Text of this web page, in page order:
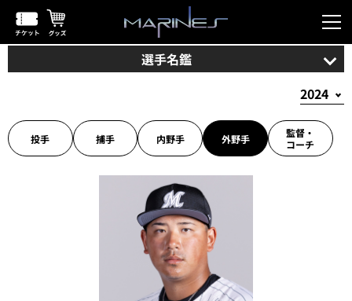
選手名鑑
投手 捕手 内野手 外野手
監督・
コーチ